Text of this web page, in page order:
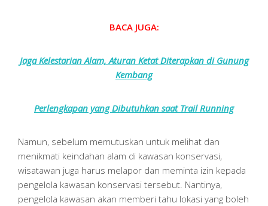
BACA JUGA:
Jaga Kelestarian Alam, Aturan Ketat Diterapkan di Gunung
Kembang
Perlengkapan yang Dibutuhkan saat Trail Running
Namun, sebelum memutuskan untuk melihat dan
menikmati keindahan alam di kawasan konservasi,
wisatawan juga harus melapor dan meminta izin kepada
pengelola kawasan konservasi tersebut. Nantinya,
pengelola kawasan akan memberi tahu lokasi yang boleh